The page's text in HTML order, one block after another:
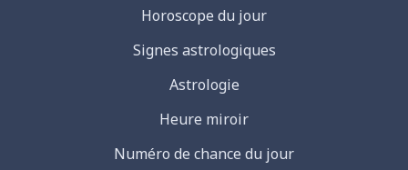
Horoscope du jour
Signes astrologiques
Astrologie
Heure miroir
Numéro de chance du jour